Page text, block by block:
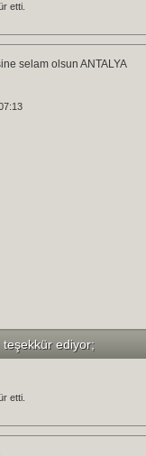
etti.
selam olsun ANTALYA
teşekkür ediyor;
etti.